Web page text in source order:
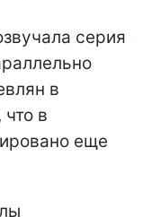
серия
в
в
еще